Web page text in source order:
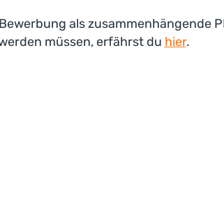
als zusammenhängende
müssen, erfährst du hier.